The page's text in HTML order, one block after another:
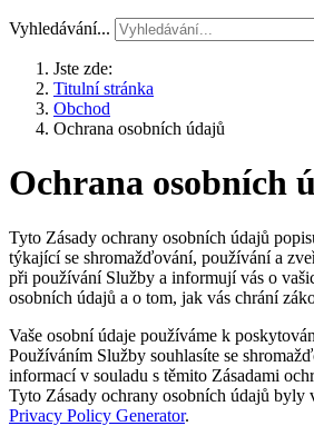
Vyhledávání...
Jste zde:
Titulní stránka
Obchod
Ochrana osobních údajů
Ochrana osobních
Tyto Zásady ochrany osobních údajů
týkající se shromažďování, používání a
při používání Služby a informují vás o
osobních údajů a o tom, jak vás chrání
Vaše osobní údaje používáme k
Používáním Služby souhlasíte se
informací v souladu s těmito Zásadami
Tyto Zásady ochrany osobních údajů byly
Privacy Policy Generator.